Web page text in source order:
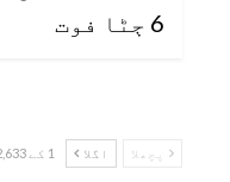
6 ڄڻا فوت
پچھلا اگلا 1 کے 2,633